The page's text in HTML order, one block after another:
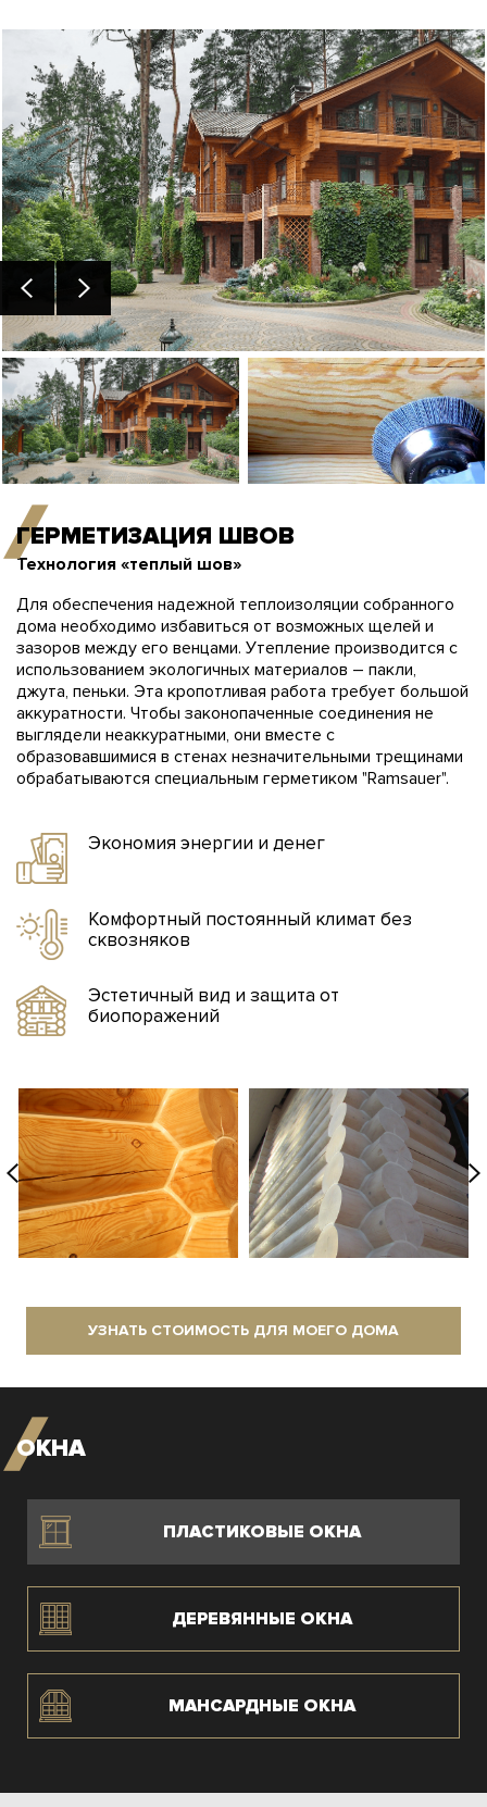
ГЕРМЕТИЗАЦИЯ ШВОВ
Технология «теплый шов»
Для обеспечения надежной теплоизоляции собранного
дома необходимо избавиться от возможных щелей и
зазоров между его венцами. Утепление производится с
использованием экологичных материалов – пакли,
джута, пеньки. Эта кропотливая работа требует большой
аккуратности. Чтобы законопаченные соединения не
выглядели неаккуратными, они вместе с
образовавшимися в стенах незначительными трещинами
обрабатываются специальным герметиком "Ramsauer".
Экономия энергии и денег
Комфортный постоянный климат без
сквозняков
Эстетичный вид и защита от
биопоражений
УЗНАТЬ СТОИМОСТЬ ДЛЯ МОЕГО ДОМА
ОКНА
ПЛАСТИКОВЫЕ ОКНА
ДЕРЕВЯННЫЕ ОКНА
МАНСАРДНЫЕ ОКНА